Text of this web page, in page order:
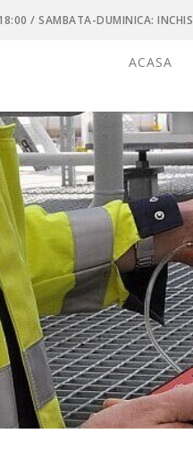
/ SAMBATA-DUMINICA: INCHIS
ACASA